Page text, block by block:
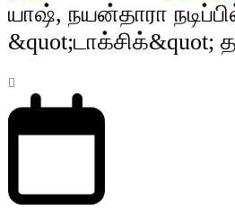
யாஷ், நயன்தாரா
&quot;டாக்சிக்&quot;